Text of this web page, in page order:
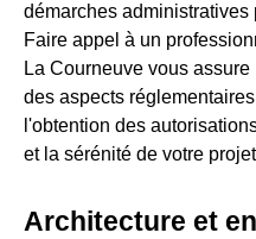
démarches administratives
Faire appel à un
La Courneuve vous
des aspects
l'obtention des
et la sérénité de votre
Architecture et